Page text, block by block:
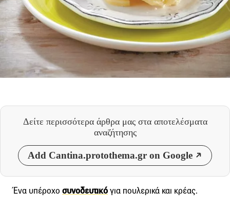
Δείτε περισσότερα άρθρα μας στα αποτελέσματα
αναζήτησης
Add Cantina.protothema.gr on Google
Ένα υπέροχο συνοδευτικόγια πουλερικά και κρέας.